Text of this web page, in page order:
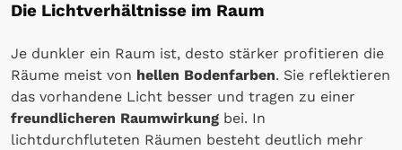
Die Lichtverhältnisse im Raum
Je dunkler ein Raum ist, desto stärker profitieren die
Räume meist von hellen Bodenfarben. Sie reflektieren
das vorhandene Licht besser und tragen zu einer
freundlicheren Raumwirkung bei. In
lichtdurchfluteten Räumen besteht deutlich mehr